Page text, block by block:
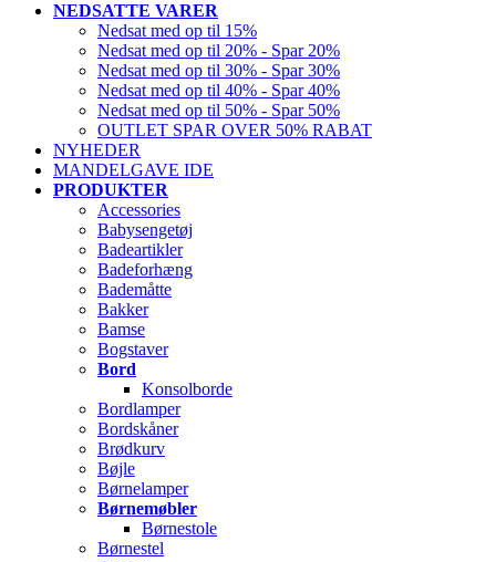
NEDSATTE VARER
Nedsat med op til 15%
Nedsat med op til 20% - Spar 20%
Nedsat med op til 30% - Spar 30%
Nedsat med op til 40% - Spar 40%
Nedsat med op til 50% - Spar 50%
OUTLET SPAR OVER 50% RABAT
NYHEDER
MANDELGAVE IDE
PRODUKTER
Accessories
Babysengetøj
Badeartikler
Badeforhæng
Bademåtte
Bakker
Bamse
Bogstaver
Bord
Konsolborde
Bordlamper
Bordskåner
Brødkurv
Bøjle
Børnelamper
Børnemøbler
Børnestole
Børnestel